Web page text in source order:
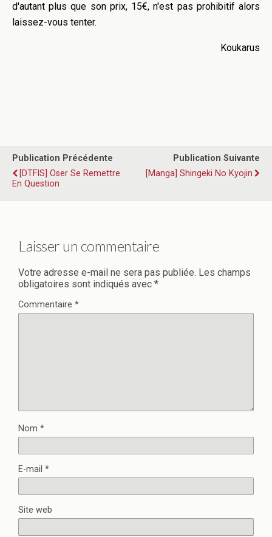
d'autant plus que son prix, 15€, n'est pas prohibitif alors
laissez-vous tenter.
Koukarus
Publication Précédente
[DTFIS] Oser Se Remettre
En Question
Publication Suivante
[Manga] Shingeki No Kyojin
Laisser un commentaire
Votre adresse e-mail ne sera pas publiée. Les champs
obligatoires sont indiqués avec *
Commentaire *
Nom *
E-mail *
Site web